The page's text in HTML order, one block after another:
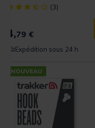
[object Object] out of 5
(3)
4,79 €
Expédition sous 24 h
NOUVEAU